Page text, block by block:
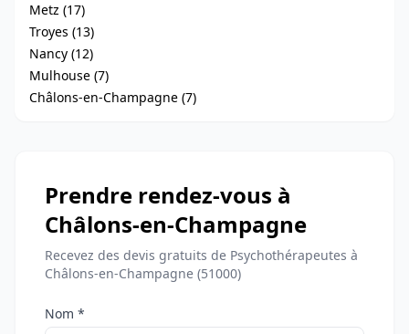
Metz (17)
Troyes (13)
Nancy (12)
Mulhouse (7)
Châlons-en-Champagne (7)
Prendre rendez-vous à
Châlons-en-Champagne
Recevez des devis gratuits de Psychothérapeutes à
Châlons-en-Champagne (51000)
Nom *